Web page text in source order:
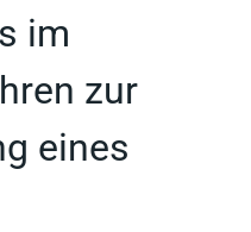
im
zur
eines